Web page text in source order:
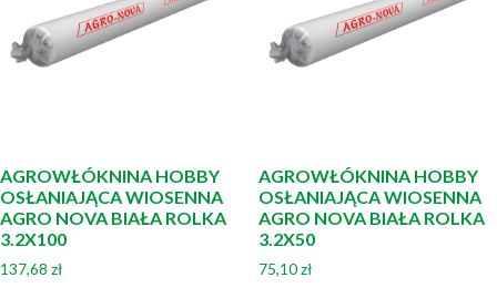
AGROWŁÓKNINA HOBBY
OSŁANIAJĄCA WIOSENNA
AGRO NOVA BIAŁA ROLKA
3.2X100
137,68 zł
AGROWŁÓKNINA HOBBY
OSŁANIAJĄCA WIOSENNA
AGRO NOVA BIAŁA ROLKA
3.2X50
75,10zł